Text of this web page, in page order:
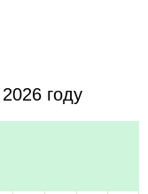
году